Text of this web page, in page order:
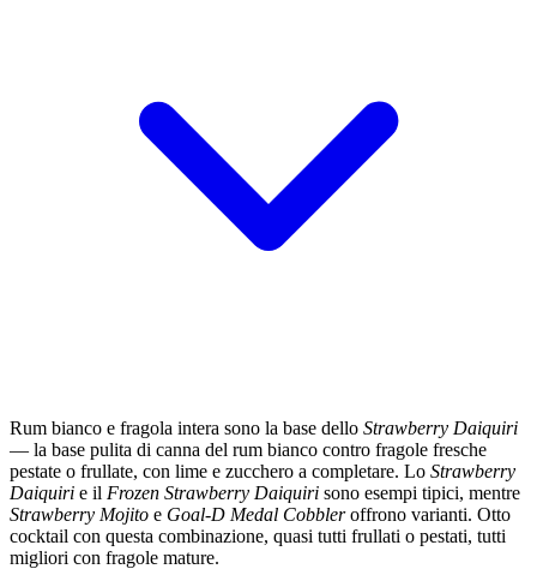
Rum bianco e fragola intera sono la base dello Strawberry Daiquiri
— la base pulita di canna del rum bianco contro fragole fresche
pestate o frullate, con lime e zucchero a completare. Lo Strawberry
Daiquiri e il Frozen Strawberry Daiquiri sono esempi tipici, mentre
Strawberry Mojito e Goal-D Medal Cobbleroffrono varianti. Otto
cocktail con questa combinazione, quasi tutti frullati o pestati, tutti
migliori con fragole mature.